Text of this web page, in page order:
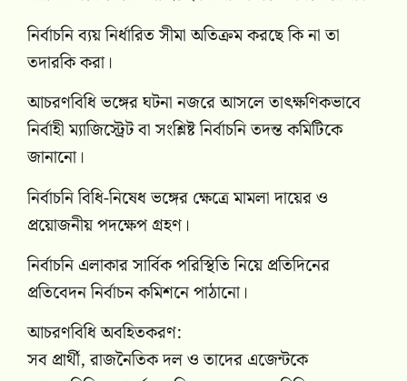
নির্বাচনি ব্যয় নির্ধারিত সীমা অতিক্রম করছে কি না তা
তদারকি করা।
আচরণবিধি ভঙ্গের ঘটনা নজরে আসলে তাৎক্ষণিকভাবে
নির্বাহী ম্যাজিস্ট্রেট বা সংশ্লিষ্ট নির্বাচনি তদন্ত কমিটিকে
জানানো।
নির্বাচনি বিধি-নিষেধ ভঙ্গের ক্ষেত্রে মামলা দায়ের ও
প্রয়োজনীয় পদক্ষেপ গ্রহণ।
নির্বাচনি এলাকার সার্বিক পরিস্থিতি নিয়ে প্রতিদিনের
প্রতিবেদন নির্বাচন কমিশনে পাঠানো।
আচরণবিধি অবহিতকরণ:
সব প্রার্থী, রাজনৈতিক দল ও তাদের এজেন্টকে